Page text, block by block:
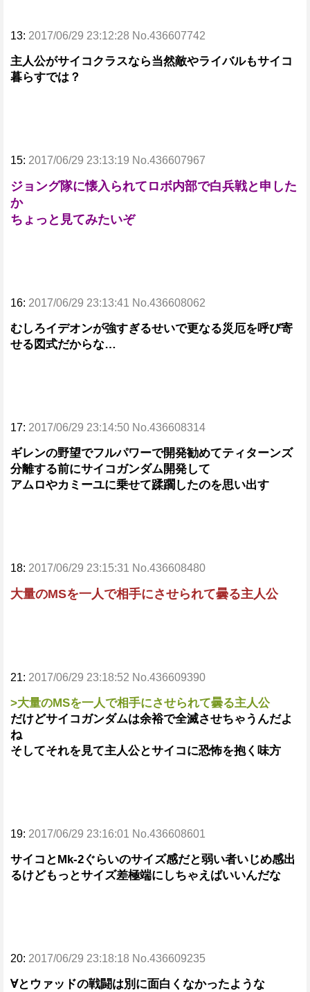
13: 2017/06/29 23:12:28 No.436607742
主人公がサイコクラスなら当然敵やライバルもサイコ
暮らすでは？
15: 2017/06/29 23:13:19 No.436607967
ジョング隊に懐入られてロボ内部で白兵戦と申した
か
ちょっと見てみたいぞ
16: 2017/06/29 23:13:41 No.436608062
むしろイデオンが強すぎるせいで更なる災厄を呼び寄
せる図式だからな…
17: 2017/06/29 23:14:50 No.436608314
ギレンの野望でフルパワーで開発勧めてティターンズ
分離する前にサイコガンダム開発して
アムロやカミーユに乗せて蹂躙したのを思い出す
18: 2017/06/29 23:15:31 No.436608480
大量のMSを一人で相手にさせられて曇る主人公
21: 2017/06/29 23:18:52 No.436609390
>大量のMSを一人で相手にさせられて曇る主人公
だけどサイコガンダムは余裕で全滅させちゃうんだよ
ね
そしてそれを見て主人公とサイコに恐怖を抱く味方
19: 2017/06/29 23:16:01 No.436608601
サイコとMk-2ぐらいのサイズ感だと弱い者いじめ感出
るけどもっとサイズ差極端にしちゃえばいいんだな
20: 2017/06/29 23:18:18 No.436609235
∀とウァッドの戦闘は別に面白くなかったような